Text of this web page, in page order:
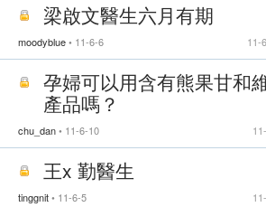
梁啟文醫生六月有期
moodyblue 11-6-6 11-
孕婦可以用含有熊果甘和
產品嗎？
chu_dan 11-6-10
王x 勤醫生
tinggnit 11-6-5